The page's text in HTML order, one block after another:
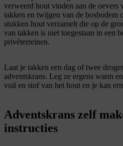
verweerd hout vinden aan de oevers
takken en twijgen van de bosbodem
stukken hout verzamelt die op de
van takken is niet toegestaan in een
privéterreinen.
Laat je takken een dag of twee
adventskrans. Leg ze ergens warm
vuil en stof van het hout en je kan
Adventskrans zelf
instructies